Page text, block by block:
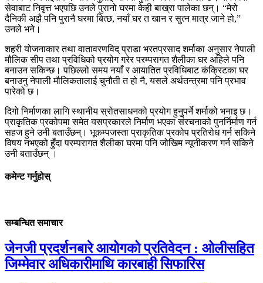
सेवाबाट निवृत्त भएपछि उनले पुरानो घरमा केही बाख्रा पालेका छन्। “मेरो
दैनिकी अझै पनि पुरानै घरमा बित्छ, नयाँ घर त खान र सुत्न मात्र जाने हो,”
उनले भने।
शहरी योजनाकार तथा वातावरणविद् प्राडा भरतप्रसाद शर्माका अनुसार नेपाली
मौलिक सीप तथा प्रविधिको प्रयोग गरेर परम्परागत शैलीका घर अहिले पनि
बनाउन सकिन्छ। पछिल्लो समय नयाँ र आयातित प्रविधिबाट कंक्रिटका घर
बनाउनु नेपाली मौलिकतालाई चुनौती त हो नै, यसले अर्थतन्त्रमा पनि प्रभाव
पारेको छ।
दिगो निर्माणका लागि स्थानीय स्रोतसाधनको प्रयोग हुनुपर्ने शर्माको भनाइ छ।
प्राकृतिक प्रकोपमा समेत यसप्रकारले निर्माण भएका संरचनाको पुनर्निर्माण गर्न
सहज हुने उनी बताउँछन्। ‍भूकम्पजस्ता प्राकृतिक प्रकोप प्रतिरोध गर्न सकिने
विषय नभएको हुँदा परम्परागत शैलीका घरमा पनि जोखिम न्यूनीकरण गर्न सकिने
उनी बताउँछन् ।
कमेन्ट गर्नुहोस्
सम्बन्धित समाचार
जेनजी प्रदर्शनबारे आयोगको प्रतिवेदन : ओलीसहित
जिम्मेवार अधिकारीमाथि कारबाही सिफारिस